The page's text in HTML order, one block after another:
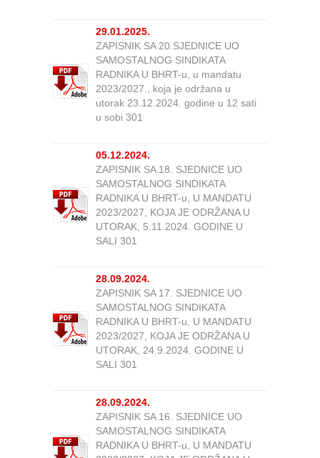
29.01.2025.
ZAPISNIK SA 20.SJEDNICE UO
SAMOSTALNOG SINDIKATA
RADNIKA U BHRT-u, u mandatu
2023/2027., koja je održana u
utorak 23.12.2024. godine u 12 sati
u sobi 301
05.12.2024.
ZAPISNIK SA 18. SJEDNICE UO
SAMOSTALNOG SINDIKATA
RADNIKA U BHRT-u, U MANDATU
2023/2027, KOJA JE ODRŽANA U
UTORAK, 5.11.2024. GODINE U
SALI 301
28.09.2024.
ZAPISNIK SA 17. SJEDNICE UO
SAMOSTALNOG SINDIKATA
RADNIKA U BHRT-u, U MANDATU
2023/2027, KOJA JE ODRŽANA U
UTORAK, 24.9.2024. GODINE U
SALI 301
28.09.2024.
ZAPISNIK SA 16. SJEDNICE UO
SAMOSTALNOG SINDIKATA
RADNIKA U BHRT-u, U MANDATU